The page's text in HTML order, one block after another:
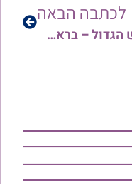
לכתבה הבאה
מדרש הגדול – בראשית פרק ג' | הרב עמרם קורח